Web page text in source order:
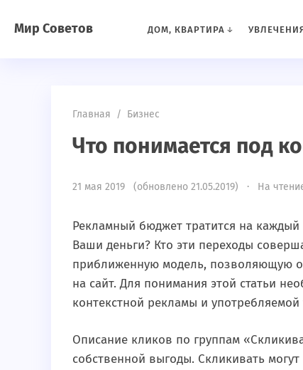
Мир Советов ДОМ, КВАРТИРА
Главная / Бизнес
Что понимается под
21 мая 2019 (обновлено 21.05.2019) · На
Рекламный бюджет тратится на
Ваши деньги? Кто эти переходы
приближенную модель, позволяющую
на сайт. Для понимания этой статьи
контекстной рекламы и
Описание кликов по группам
собственной выгоды. Скликивать